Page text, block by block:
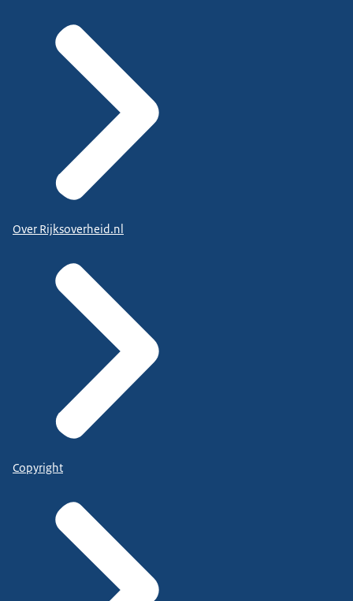
Over Rijksoverheid.nl
Copyright